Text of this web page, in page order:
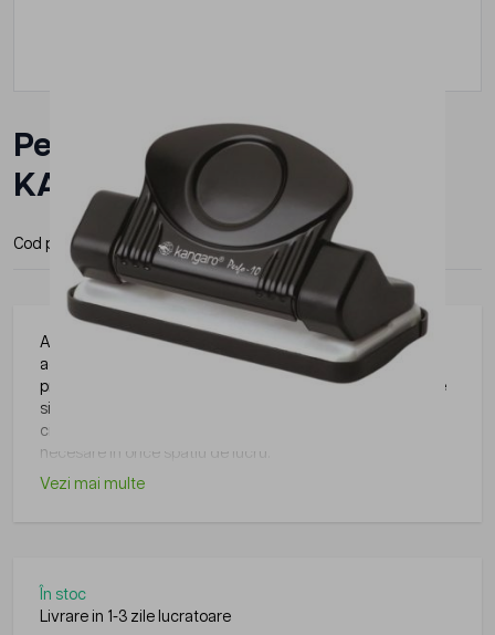
Perforator metalic 10 coli
KANGARO Perfo10 negru
Cod produs: P129 Producator:Kangaro
Articolele de papetarie pot fi integrate cu usurinta in
activitatile zilnice din birouri, scoli, institutii sau alte medii
profesionale, fiind utile pentru organizare, scriere, arhivare
si alte activitati administrative. Gama disponibila pe
ciptronic.ro include produse practice si usor de utilizat,
necesare in orice spatiu de lucru.
Vezi mai multe
În stoc
Livrare in 1-3 zile lucratoare